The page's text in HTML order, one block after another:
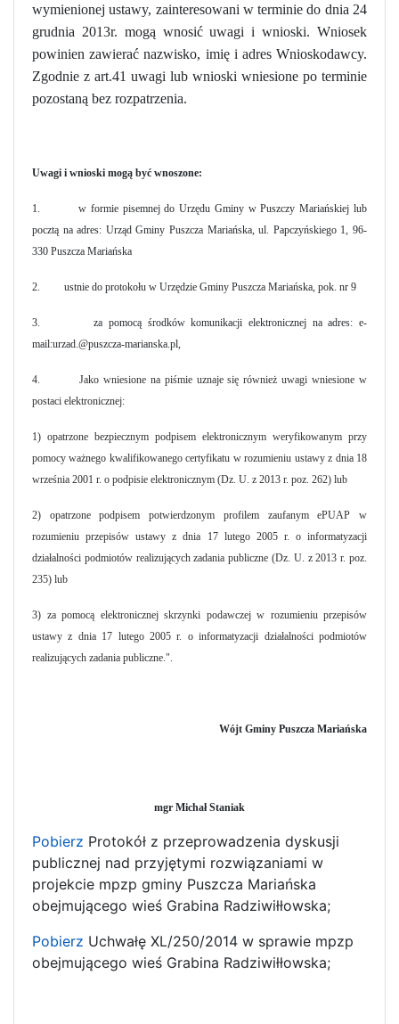
wymienionej ustawy, zainteresowani w terminie do dnia 24
grudnia 2013r. mogą wnosić uwagi i wnioski. Wniosek
powinien zawierać nazwisko, imię i adres Wnioskodawcy.
Zgodnie z art.41 uwagi lub wnioski wniesione po terminie
pozostaną bez rozpatrzenia.
Uwagi i wnioski mogą być wnoszone:
1. w formie pisemnej do Urzędu Gminy w Puszczy Mariańskiej lub
pocztą na adres: Urząd Gminy Puszcza Mariańska, ul. Papczyńskiego 1, 96-
330 Puszcza Mariańska
2. ustnie do protokołu w Urzędzie Gminy Puszcza Mariańska, pok. nr 9
3.za pomocą środków komunikacji elektronicznej na adres: e-
mail:urzad.@puszcza-marianska.pl,
4. Jako wniesione na piśmie uznaje się również uwagi wniesione w
postaci elektronicznej:
1) opatrzone bezpiecznym podpisem elektronicznym weryfikowanym przy
pomocy ważnego kwalifikowanego certyfikatu w rozumieniu ustawy z dnia 18
września 2001 r. o podpisie elektronicznym (Dz. U. z 2013 r. poz. 262) lub
2) opatrzone podpisem potwierdzonym profilem zaufanym ePUAP w
rozumieniu przepisów ustawy z dnia 17 lutego 2005 r. o informatyzacji
działalności podmiotów realizujących zadania publiczne (Dz. U. z 2013 r. poz.
235) lub
3) za pomocą elektronicznej skrzynki podawczej w rozumieniu przepisów
ustawy z dnia 17 lutego 2005 r. o informatyzacji działalności podmiotów
realizujących zadania publiczne.".
Wójt Gminy Puszcza Mariańska
mgr Michał Staniak
Pobierz Protokół z przeprowadzenia dyskusji
publicznej nad przyjętymi rozwiązaniami w
projekcie mpzp gminy Puszcza Mariańska
obejmującego wieś Grabina Radziwiłłowska;
Pobierz Uchwałę XL/250/2014 w sprawie mpzp
obejmującego wieś Grabina Radziwiłłowska;